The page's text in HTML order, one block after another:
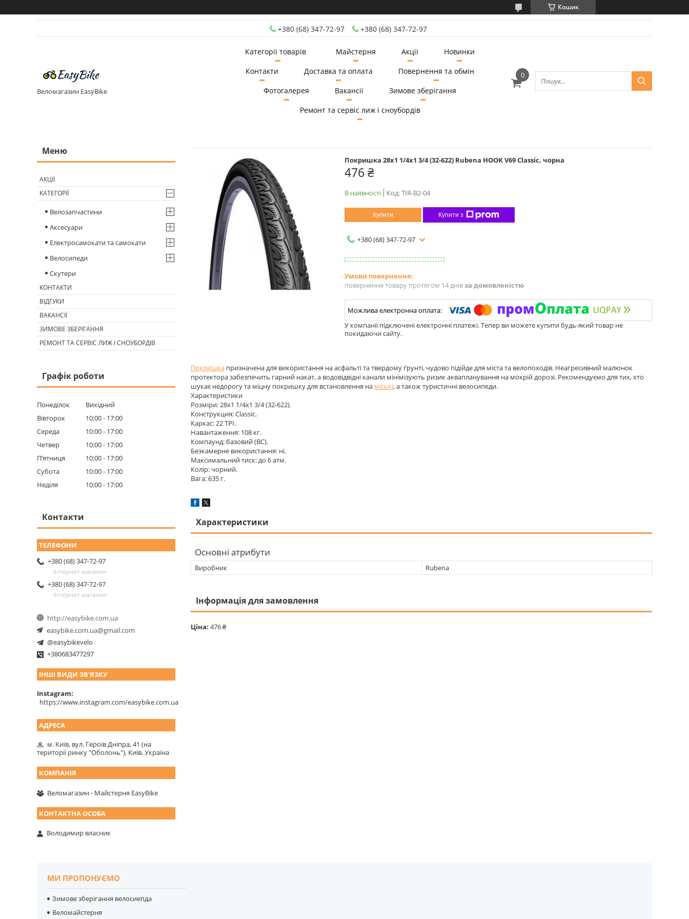
Кошик
+380 (68) 347-72-97 +380 (68) 347-72-97
Веломагазин EasyBike
Категорії товарів Майстерня Акції
Новинки
Контакти
Доставка та оплата
Повернення та обмін
Фотогалерея
Вакансії
Зимове зберігання
Ремонт та сервіс лиж і сноубордів
Покришка 28x1 1/4x1 3/4 (32-622) Rubena HOOK V69 Classic, чорна
476 ₴
В наявності Код:TIR-B2-04
Купити Купити з
+380 (68) 347-72-97
повернення товару протягом 14 днівза домовленістю
У компанії підключені електронні платежі. Тепер ви можете купити будь-який товар не
покидаючи сайту.
Покришка призначена для використання на асфальті та твердому ґрунті, чудово підійде для міста та велопоходів. Неагресивний малюнок
протектора забезпечить гарний накат, а водовідвідні канали мінімізують ризик аквапланування на мокрій дорозі. Рекомендуємо для тих, хто
шукає недорогу та міцну покришку для встановлення на міські, а також туристичні велосипеди.
Характеристики
Розміри: 28x1 1/4x1 3/4 (32-622).
Конструкция: Classic.
Каркас: 22 TPI.
Навантаження: 108 кг.
Компаунд: базовий (ВC).
Безкамерне використання: ні.
Максимальний тиск: до 6 атм.
Колір: чорний.
Вага: 635 г.
Характеристики
Основні атрибути
Виробник Rubena
Інформація для замовлення
Ціна: 476 ₴
АКЦІЇ
КАТЕГОРІЇ
Велозапчастини
Аксесуари
Електросамокати та самокати
Велосипеди
Скутери
КОНТАКТИ
ВІДГУКИ
ВАКАНСІЇ
ЗИМОВЕ ЗБЕРІГАННЯ
РЕМОНТ ТА СЕРВІС ЛИЖ І СНОУБОРДІВ
Графік роботи
Понеділок
Вихідний
Вівторок
10:00
17:00
Середа
10:00
17:00
Четвер
10:00
17:00
Пʼятниця
10:00
17:00
Субота
10:00
17:00
Неділя
10:00 17:00
Контакти
+380 (68) 347-72-97
Інтернет магазин
+380 (68) 347-72-97
Інтернет магазин
http://easybike.com.ua
easybike.com.ua@gmail.com
@easybikevelo
+380683477297
ІНШІ ВИДИ ЗВ'ЯЗКУ
Instagram
https://www.instagram.com/easybike.com.ua
м. Київ, вул. Героїв Дніпра, 41 (на
території ринку "Оболонь"), Київ, Україна
Веломагазин - Майстерня EasyBike
Володимир власник
МИ ПРОПОНУЄМО
Зимове зберігання велосиепда
Веломайстерня